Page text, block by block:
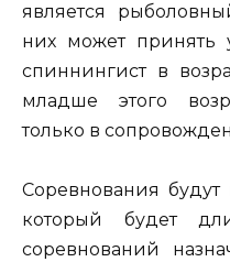
является
них может принять
спиннингиств
младше этого
только в
Соревнования
который будет
соревнований